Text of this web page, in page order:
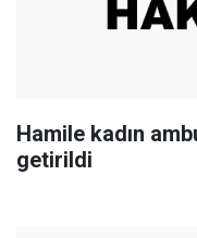
Hamile kadın
getirildi